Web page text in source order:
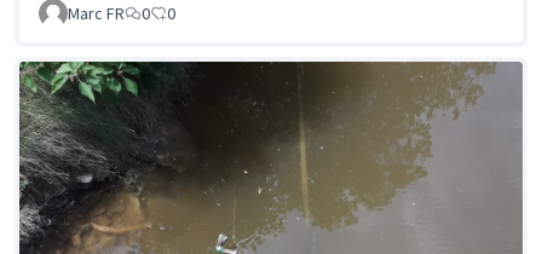
Marc FR 0 0